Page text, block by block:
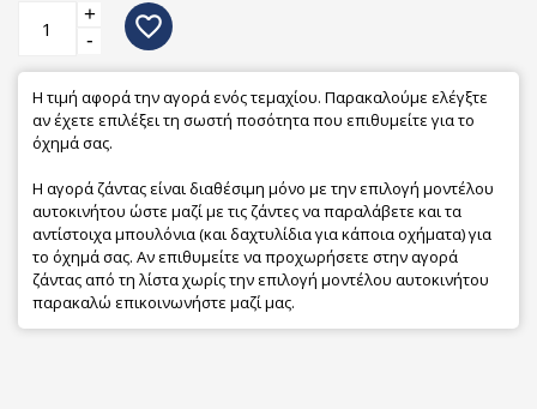
+
-
favorite_border
Η τιμή αφορά την αγορά ενός τεμαχίου. Παρακαλούμε ελέγξτε
αν έχετε επιλέξει τη σωστή ποσότητα που επιθυμείτε για το
όχημά σας.
Η αγορά ζάντας είναι διαθέσιμη μόνο με την επιλογή μοντέλου
αυτοκινήτου ώστε μαζί με τις ζάντες να παραλάβετε και τα
αντίστοιχα μπουλόνια (και δαχτυλίδια για κάποια οχήματα) για
το όχημά σας. Αν επιθυμείτε να προχωρήσετε στην αγορά
ζάντας από τη λίστα χωρίς την επιλογή μοντέλου αυτοκινήτου
παρακαλώ επικοινωνήστε μαζί μας.